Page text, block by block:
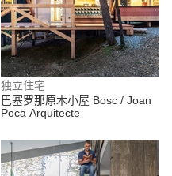
独立住宅
巴塞罗那原木小屋 Bosc / Joan
Poca Arquitecte